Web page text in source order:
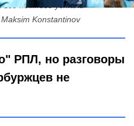
все немного устали
Konstantinov
РПЛ, но разговоры
не